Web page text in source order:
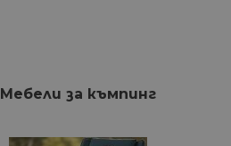
Мебели за къмпинг